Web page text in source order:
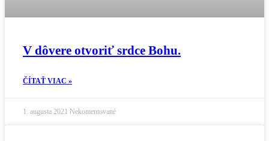
V dôvere otvoriť srdce Bohu.
ČÍTAŤ VIAC »
1. augusta 2021 Nekomentované